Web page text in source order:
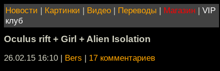
Новости | Картинки | Видео | Переводы | Магазин | VIP
клуб
Oculus rift + Girl + Alien Isolation
26.02.15 16:10 | Bers | 17 комментариев